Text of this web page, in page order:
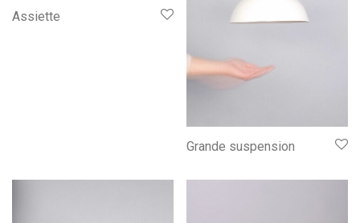
Assiette
Grande suspension